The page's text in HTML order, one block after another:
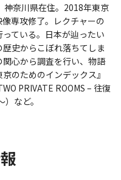
神奈川県在住。2018年東京
専攻修了。レクチャーの
ている。日本が辿ったい
史からこぼれ落ちてしま
心から調査を行い、物語
のためのインデックス』
PRIVATE ROOMS – 往復
など。